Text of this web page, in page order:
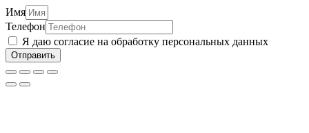
Имя
Телефон
Я даю согласие на обработку персональных данных
Отправить